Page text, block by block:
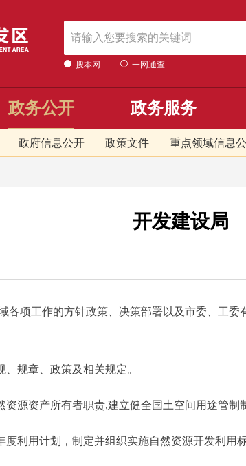
搜本网 一网通查
政务公开
政府信息公开 政策文件 重点领域信息
政务服务
开发建设局
项工作的方针政策、决策部署以及市委、工委
规章、政策及相关规定。
资产所有者职责,建立健全国土空间用途管制
用计划，制定并组织实施自然资源开发利用标